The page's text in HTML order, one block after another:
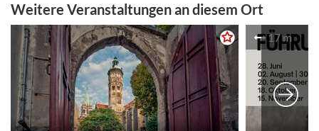
Weitere Veranstaltungen an diesem Ort
17 m